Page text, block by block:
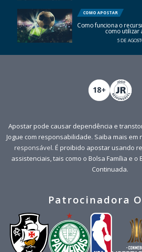
COMO APOSTAR
Como funciona o
como utilizar
5 DE
Apostar pode causar dependência e
Jogue com responsabilidade. Saiba mais em
responsável. É proibido apostar usando
assistenciais, tais como o Bolsa Família e o
Continuada.
Patrocinadora